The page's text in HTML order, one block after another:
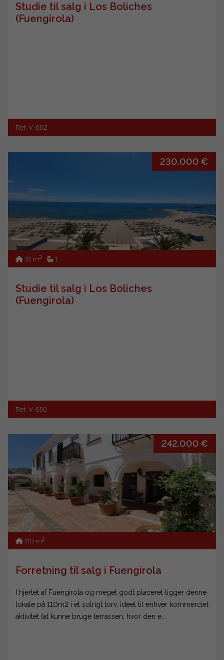
Studie til salg i Los Boliches
(Fuengirola)
Ref. V-662
230.000 €
31 m2 1
Studie til salg i Los Boliches
(Fuengirola)
Ref. V-655
242.000 €
110 m2
Forretning til salg i Fuengirola
I hjertet af Fuengirola og meget godt placeret ligger denne
lokale på 110m2 i et solrigt torv, ideel til enhver kommerciel
aktivitet (at kunne bruge terrassen, hvor den e...